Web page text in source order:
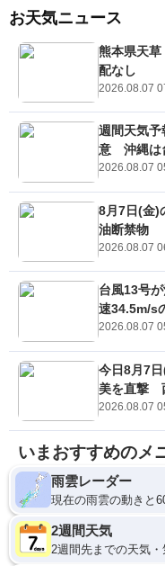
お天気ニュース
熊本県天
配なし
2026.08.07
週間天気
意 沖縄は
2026.08.07
8月7日(金)
油断禁物
2026.08.07
台風13号
速34.5m/s
2026.08.07
今日8月7
美を直撃
2026.08.07
いまおすすめのメ
雨雲レーダー
現在の雨雲の動きと
2週間天気
2週間先までの天気